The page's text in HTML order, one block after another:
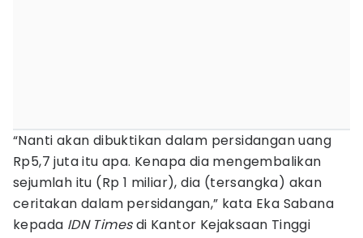
“Nanti akan dibuktikan dalam persidangan uang
Rp5,7 juta itu apa. Kenapa dia mengembalikan
sejumlah itu (Rp 1 miliar), dia (tersangka) akan
ceritakan dalam persidangan,” kata Eka Sabana
kepada IDN Timesdi Kantor Kejaksaan Tinggi